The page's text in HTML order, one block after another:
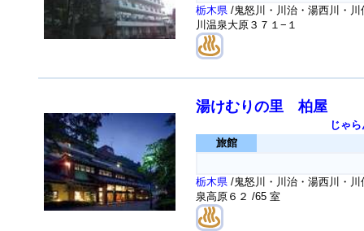
栃木県 /鬼怒川・川治・湯西川・
川温泉大原３７１−１
湯けむりの里 柏屋
じゃ
旅館
栃木県 /鬼怒川・川治・湯西川・
泉高原６２ /65 室